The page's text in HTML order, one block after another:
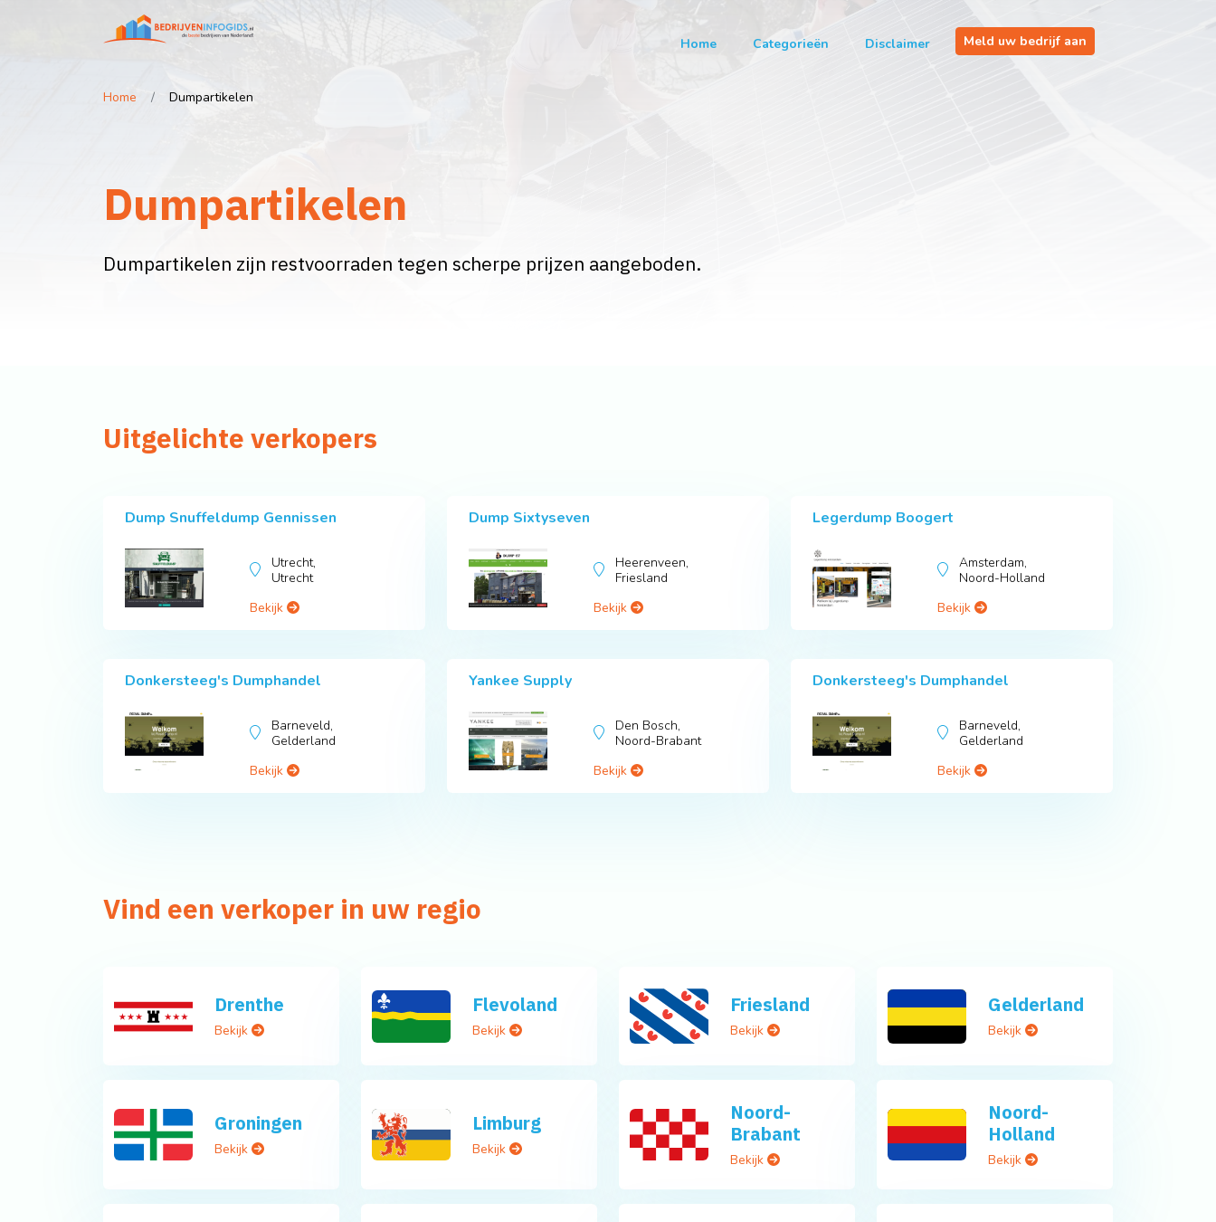
Home Categorieën Disclaimer Meld uw bedrijf aan
Home Dumpartikelen
Dumpartikelen
Dumpartikelen zijn restvoorraden tegen scherpe prijzen aangeboden.
Uitgelichte verkopers
Dump Snuffeldump Gennissen
Utrecht,
Utrecht
Bekijk
Dump Sixtyseven
Heerenveen,
Friesland
Bekijk
Legerdump Boogert
Amsterdam,
Noord-Holland
Bekijk
Donkersteeg's Dumphandel
Barneveld,
Gelderland
Bekijk
Yankee Supply
Den Bosch,
Noord-Brabant
Bekijk
Donkersteeg's Dumphandel
Barneveld,
Gelderland
Bekijk
Vind een verkoper in uw regio
Drenthe
Bekijk
Flevoland
Bekijk
Friesland
Bekijk
Gelderland
Bekijk
Groningen
Bekijk
Limburg
Bekijk
Noord-
Brabant
Bekijk
Noord-
Holland
Bekijk